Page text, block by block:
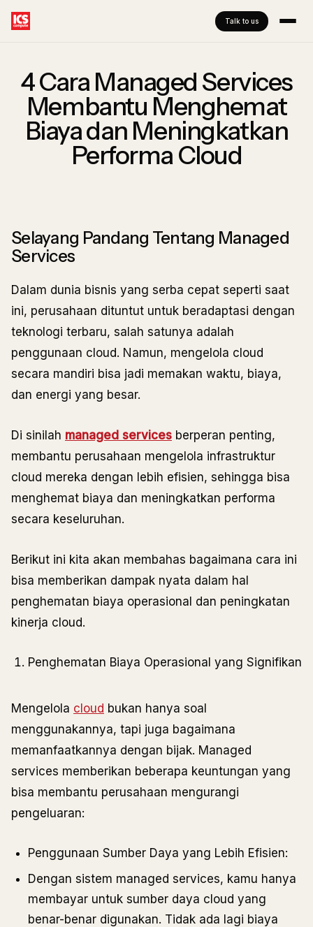
Talk to us
4 Cara Managed Services
Membantu Menghemat
Biaya dan Meningkatkan
Performa Cloud
Selayang Pandang Tentang Managed
Services
Dalam dunia bisnis yang serba cepat seperti saat
ini, perusahaan dituntut untuk beradaptasi dengan
teknologi terbaru, salah satunya adalah
penggunaan cloud. Namun, mengelola cloud
secara mandiri bisa jadi memakan waktu, biaya,
dan energi yang besar.
Di sinilah managed services berperan penting,
membantu perusahaan mengelola infrastruktur
cloud mereka dengan lebih efisien, sehingga bisa
menghemat biaya dan meningkatkan performa
secara keseluruhan.
Berikut ini kita akan membahas bagaimana cara ini
bisa memberikan dampak nyata dalam hal
penghematan biaya operasional dan peningkatan
kinerja cloud.
Penghematan Biaya Operasional yang Signifikan
Mengelola cloud bukan hanya soal
menggunakannya, tapi juga bagaimana
memanfaatkannya dengan bijak. Managed
services memberikan beberapa keuntungan yang
bisa membantu perusahaan mengurangi
pengeluaran:
Penggunaan Sumber Daya yang Lebih Efisien:
Dengan sistem managed services, kamu hanya
membayar untuk sumber daya cloud yang
benar-benar digunakan. Tidak ada lagi biaya